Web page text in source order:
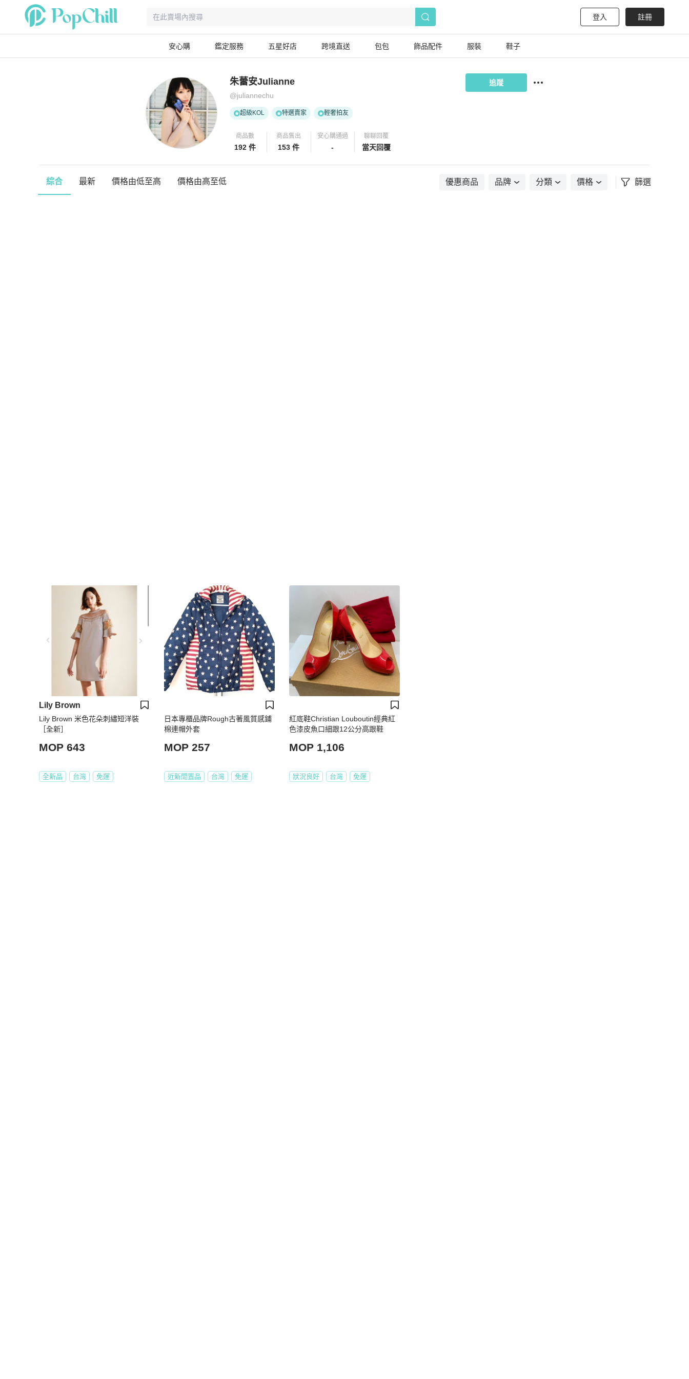
登入 註冊
安心購 鑑定服務 五星好店 跨境直送 包包 飾品配件 服裝 鞋子
朱蕾安Julianne
@juliannechu
超級KOL 特選賣家 輕奢拍友
商品數
192 件
商品售出
153 件
安心購通過
-
聊聊回覆
當天回覆
追蹤
綜合 最新 價格由低至高 價格由高至低 優惠商品 品牌 分類 價格 篩選
Lily Brown
Lily Brown 米色花朵刺繡短洋裝
［全新］
MOP 643
全新品 台灣 免運
日本專櫃品牌Rough古著風質感鋪
棉連帽外套
MOP 257
近新閒置品 台灣 免運
紅底鞋Christian Louboutin經典紅
色漆皮魚口細跟12公分高跟鞋
MOP 1,106
狀況良好 台灣 免運